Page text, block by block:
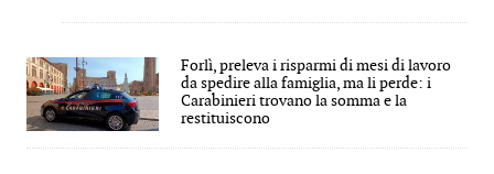
Forlì, preleva i risparmi di mesi di lavoro
da spedire alla famiglia, ma li perde: i
Carabinieri trovano la somma e la
restituiscono